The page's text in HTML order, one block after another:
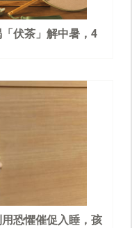
伏茶」解中暑，4
用恐懼催促入睡，孩